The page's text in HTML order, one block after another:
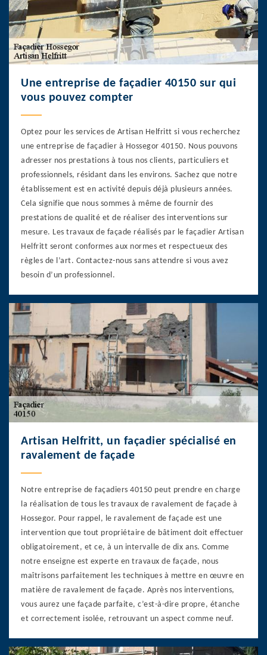
Une entreprise de façadier 40150 sur qui
vous pouvez compter
Optez pour les services de Artisan Helfritt si vous recherchez
une entreprise de façadier à Hossegor 40150. Nous pouvons
adresser nos prestations à tous nos clients, particuliers et
professionnels, résidant dans les environs. Sachez que notre
établissement est en activité depuis déjà plusieurs années.
Cela signifie que nous sommes à même de fournir des
prestations de qualité et de réaliser des interventions sur
mesure. Les travaux de façade réalisés par le façadier Artisan
Helfritt seront conformes aux normes et respectueux des
règles de l’art. Contactez-nous sans attendre si vous avez
besoin d’un professionnel.
Artisan Helfritt, un façadier spécialisé en
ravalement de façade
Notre entreprise de façadiers 40150 peut prendre en charge
la réalisation de tous les travaux de ravalement de façade à
Hossegor. Pour rappel, le ravalement de façade est une
intervention que tout propriétaire de bâtiment doit effectuer
obligatoirement, et ce, à un intervalle de dix ans. Comme
notre enseigne est experte en travaux de façade, nous
maîtrisons parfaitement les techniques à mettre en œuvre en
matière de ravalement de façade. Après nos interventions,
vous aurez une façade parfaite, c’est-à-dire propre, étanche
et correctement isolée, retrouvant un aspect comme neuf.